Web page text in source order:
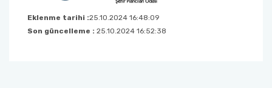
Eklenme tarihi :25.10.2024 16:48:09
Son güncelleme : 25.10.2024 16:52:38
Uygulamalı Bilimler Fakültesi